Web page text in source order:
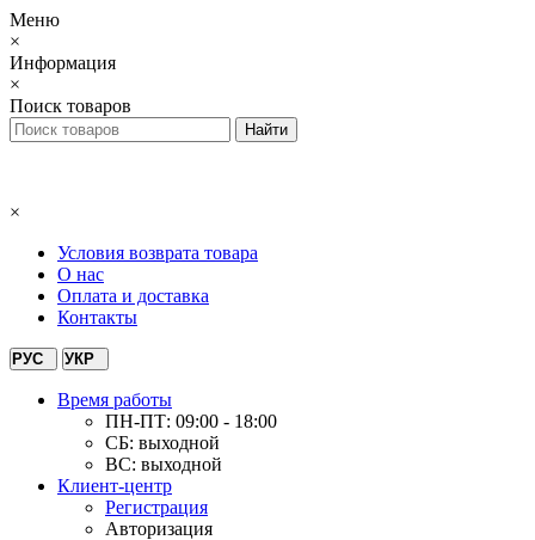
Меню
×
Информация
×
Поиск товаров
×
Условия возврата товара
О нас
Оплата и доставка
Контакты
РУС УКР
Время работы
ПН-ПТ: 09:00 - 18:00
СБ: выходной
ВС: выходной
Клиент-центр
Регистрация
Авторизация